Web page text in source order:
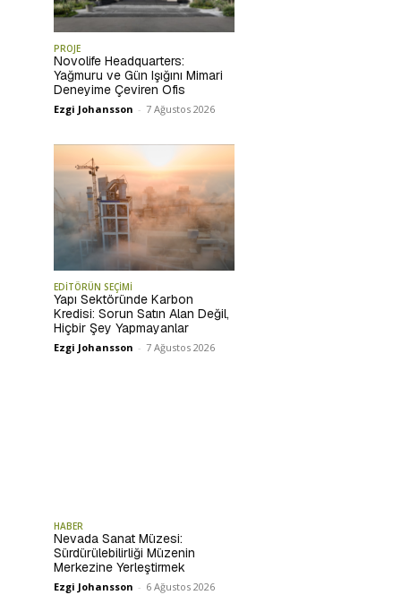
PROJE
Novolife Headquarters:
Yağmuru ve Gün Işığını Mimari
Deneyime Çeviren Ofis
Ezgi Johansson - 7 Ağustos 2026
EDİTÖRÜN SEÇİMİ
Yapı Sektöründe Karbon
Kredisi: Sorun Satın Alan Değil,
Hiçbir Şey Yapmayanlar
Ezgi Johansson - 7 Ağustos 2026
HABER
Nevada Sanat Müzesi:
Sürdürülebilirliği Müzenin
Merkezine Yerleştirmek
Ezgi Johansson - 6 Ağustos 2026